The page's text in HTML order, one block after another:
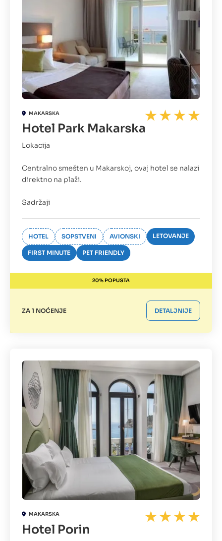
MAKARSKA
Hotel Park Makarska
Lokacija
Centralno smešten u Makarskoj, ovaj hotel se nalazi
direktno na plaži.
Sadržaji
HOTEL SOPSTVENI AVIONSKI LETOVANJE
FIRST MINUTE PET FRIENDLY
20% POPUSTA
ZA 1 NOĆENJE DETALJNIJE
MAKARSKA
Hotel Porin